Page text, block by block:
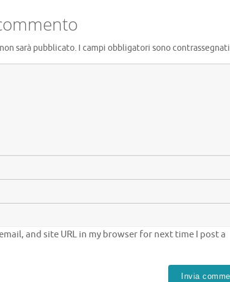
sarà pubblicato. I campi obbligatori sono contrassegnati
and site URL in my browser for next time I post a